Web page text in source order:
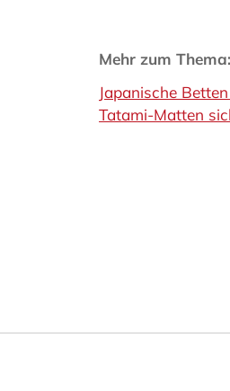
Mehr zum Thema:
Japanische
Tatami-Matten